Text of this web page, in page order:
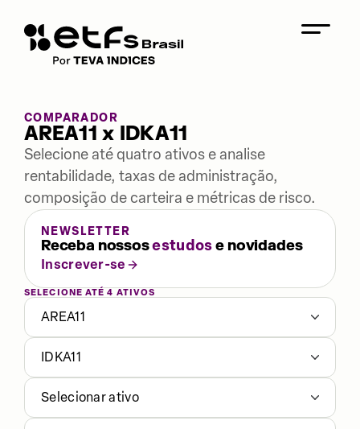
COMPARADOR
AREA11 x IDKA11
Selecione até quatro ativos e analise
rentabilidade, taxas de administração,
composição de carteira e métricas de risco.
NEWSLETTER
Receba nossosestudose novidades
Inscrever-se
SELECIONE ATÉ 4 ATIVOS
AREA11
IDKA11
Selecionar ativo